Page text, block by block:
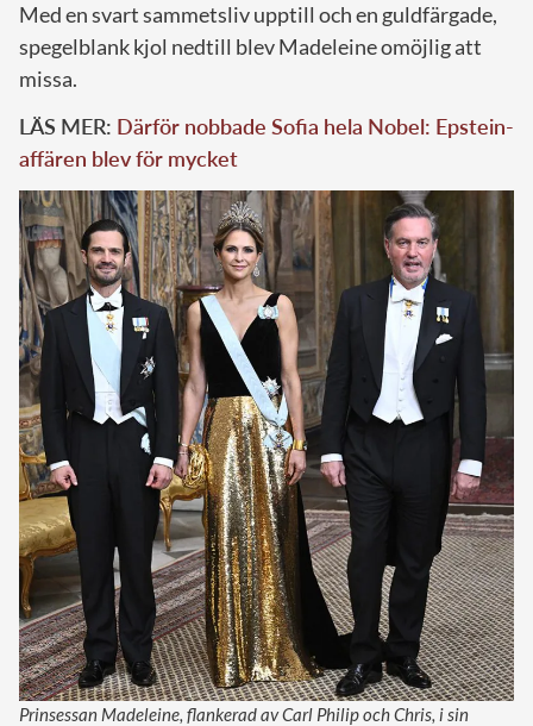
Med en svart sammetsliv upptill och en guldfärgade,
spegelblank kjol nedtill blev Madeleine omöjlig att
missa.
LÄS MER: Därför nobbade Sofia hela Nobel: Epstein-
affären blev för mycket
Prinsessan Madeleine, flankerad av Carl Philip och Chris, i sin